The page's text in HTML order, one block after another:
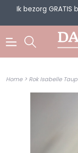
Ik bezorg
Home> Rok Isabelle